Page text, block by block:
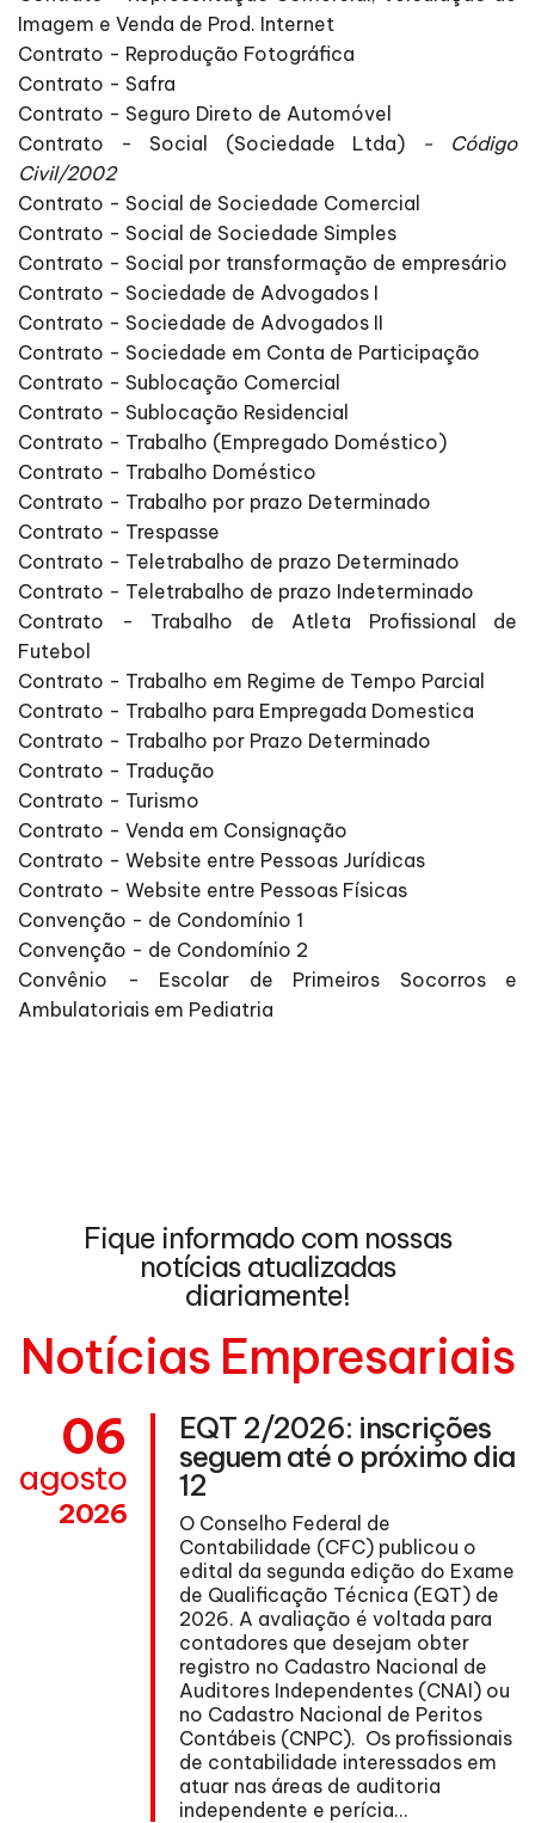
Imagem e Venda de Prod. Internet
Contrato - Reprodução Fotográfica
Contrato - Safra
Contrato - Seguro Direto de Automóvel
Contrato - Social (Sociedade Ltda)
- Código
Civil/2002
Contrato - Social de Sociedade Comercial
Contrato - Social de Sociedade Simples
Contrato - Social por transformação de empresário
Contrato - Sociedade de Advogados I
Contrato - Sociedade de Advogados II
Contrato - Sociedade em Conta de Participação
Contrato - Sublocação Comercial
Contrato - Sublocação Residencial
Contrato - Trabalho (Empregado Doméstico)
Contrato - Trabalho Doméstico
Contrato - Trabalho por prazo Determinado
Contrato - Trespasse
Contrato - Teletrabalho de prazo Determinado
Contrato - Teletrabalho de prazo Indeterminado
Contrato - Trabalho de Atleta Profissional de
Futebol
Contrato - Trabalho em Regime de Tempo Parcial
Contrato - Trabalho para Empregada Domestica
Contrato - Trabalho por Prazo Determinado
Contrato - Tradução
Contrato - Turismo
Contrato - Venda em Consignação
Contrato - Website entre Pessoas Jurídicas
Contrato - Website entre Pessoas Físicas
Convenção - de Condomínio 1
Convenção - de Condomínio 2
Convênio - Escolar de Primeiros Socorros e
Ambulatoriais em Pediatria
Fique informado com nossas
notícias atualizadas
diariamente!
Notícias Empresariais
06
agosto
2026
EQT 2/2026: inscrições
seguem até o próximo dia
12
O Conselho Federal de
Contabilidade (CFC) publicou o
edital da segunda edição do Exame
de Qualificação Técnica (EQT) de
2026. A avaliação é voltada para
contadores que desejam obter
registro no Cadastro Nacional de
Auditores Independentes (CNAI) ou
no Cadastro Nacional de Peritos
Contábeis (CNPC). Os profissionais
de contabilidade interessados em
atuar nas áreas de auditoria
independente e perícia...